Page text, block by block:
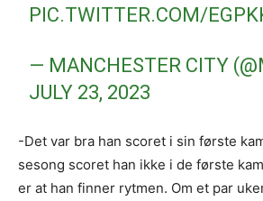
PIC.TWITTER.COM/
— MANCHESTER CITY
JULY 23, 2023
-Det var bra han scoret i sin første
sesong scoret han ikke i de første
er at han finner rytmen. Om et par